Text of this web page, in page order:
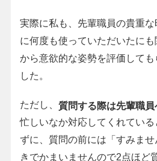
実際に私も、先輩職員の貴重な
に何度も使っていただいたに
から意欲的な姿勢を評価しても
した。
ただし、 質問する際は先輩職員
忙しいなか対応してくれてい
ずに、質問の前には「すみま
きでかまいませんので2点ほど